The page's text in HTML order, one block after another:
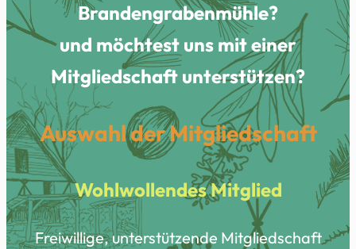
Brandengrabenmühle?
und möchtest uns mit einer
Mitgliedschaft unterstützen?
Auswahl der Mitgliedschaft
Wohlwollendes Mitglied
Freiwillige, unterstützende Mitgliedschaft